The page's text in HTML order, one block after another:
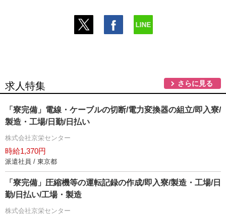
求人特集 さらに見る
「寮完備」電線・ケーブルの切断/電力変換器の組立/即入寮/
製造・工場/日勤/日払い
株式会社京栄センター
時給1,370円
派遣社員 / 東京都
「寮完備」圧縮機等の運転記録の作成/即入寮/製造・工場/日
勤/日払い/工場・製造
株式会社京栄センター